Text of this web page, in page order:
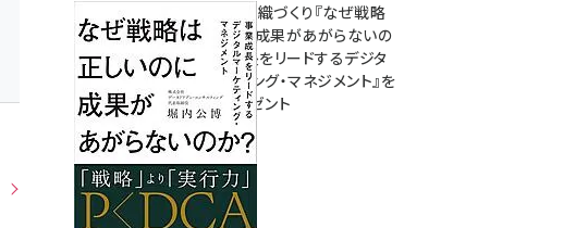
成果を生む組織づくり『なぜ戦略
は正しいのに成果があがらないの
か？ 事業成長をリードするデジタ
ルマーケティング・マネジメント』を
3名様にプレゼント
8月7日 10:00